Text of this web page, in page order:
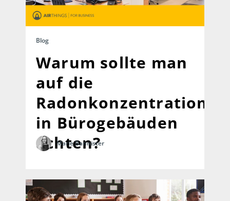
Blog
Warum sollte man
auf die
Radonkonzentration
in Bürogebäuden
achten?
Marie Bannister